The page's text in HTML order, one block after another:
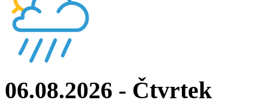
06.08.2026 - Čtvrtek